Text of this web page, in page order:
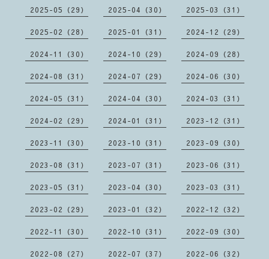
2025-05（29） 2025-04（30） 2025-03（31）
2025-02（28） 2025-01（31） 2024-12（29）
2024-11（30） 2024-10（29） 2024-09（28）
2024-08（31） 2024-07（29） 2024-06（30）
2024-05（31） 2024-04（30） 2024-03（31）
2024-02（29） 2024-01（31） 2023-12（31）
2023-11（30） 2023-10（31） 2023-09（30）
2023-08（31） 2023-07（31） 2023-06（31）
2023-05（31） 2023-04（30） 2023-03（31）
2023-02（29） 2023-01（32） 2022-12（32）
2022-11（30） 2022-10（31） 2022-09（30）
2022-08（27） 2022-07（37） 2022-06（32）